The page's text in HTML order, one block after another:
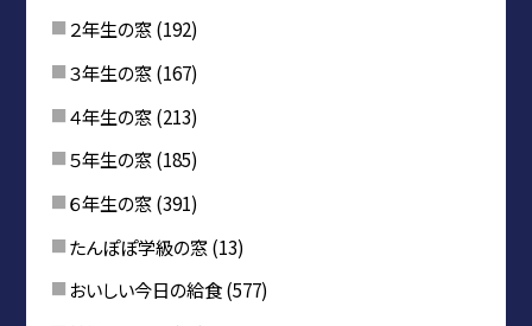
２年生の窓(192)
３年生の窓(167)
４年生の窓(213)
５年生の窓(185)
６年生の窓(391)
たんぽぽ学級の窓(13)
おいしい今日の給食(577)